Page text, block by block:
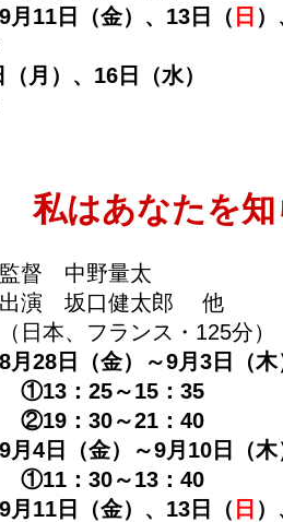
9月11日（金）、13日（ 日
月）、16日（水）
私はあなたを知
監督 中野量太
出演 坂口健太郎 他
（日本、フランス・125分）
8月28日（金）～9月3日（木
①13：25～15：35
②19：30～21：40
9月4日（金）～9月10日（木
①11：30～13：40
9月11日（金）、13日（ 日